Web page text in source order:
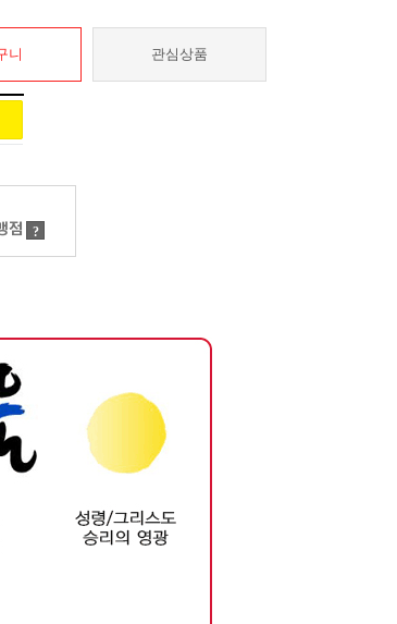
니 관심상품
점 ?